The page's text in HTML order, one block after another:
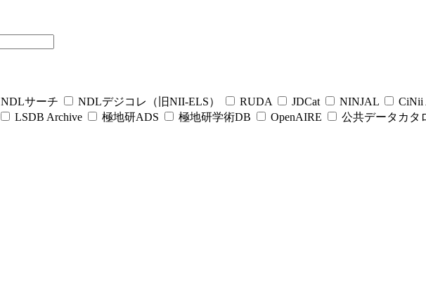
NDLサーチ NDLデジコレ（旧NII-ELS） RUDA JDCat NINJAL CiNii
LSDB Archive 極地研ADS 極地研学術DB OpenAIRE 公共データカタ